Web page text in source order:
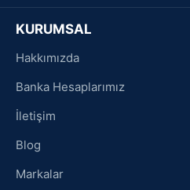
KURUMSAL
Hakkımızda
Banka Hesaplarımız
İletişim
Blog
Markalar